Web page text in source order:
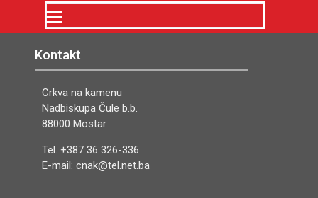
Kontakt
Crkva na kamenu
Nadbiskupa Čule b.b.
88000 Mostar
Tel. +387 36 326-336
E-mail: cnak@tel.net.ba